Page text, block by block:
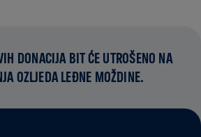
DONACIJA BIT ĆE UTROŠENO NA
OZLJEDA LEĐNE MOŽDINE.